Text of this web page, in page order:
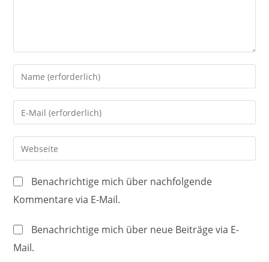
Gib
deinen
Namen
oder
Benutzernamen
zum
ein
Gib
deine
E-
Mail-
zum
Kommentieren
Gib
deine
Website-
URL
ein
Benachrichtige mich über nachfolgende
Kommentare via E-Mail.
Benachrichtige mich über neue Beiträge via E-
Mail.